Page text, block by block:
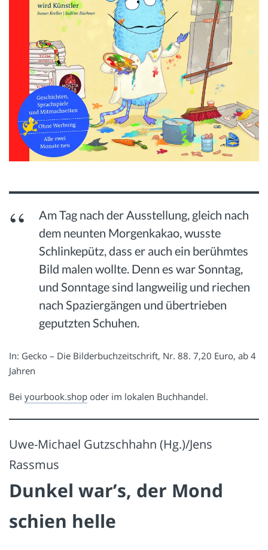
Am Tag nach der Ausstellung, gleich nach
dem neunten Morgenkakao, wusste
Schlinkepütz, dass er auch ein berühmtes
Bild malen wollte. Denn es war Sonntag,
und Sonntage sind langweilig und riechen
nach Spaziergängen und übertrieben
geputzten Schuhen.
In: Gecko – Die Bilderbuchzeitschrift, Nr. 88. 7,20 Euro, ab 4
Jahren
Bei yourbook.shop oder im lokalen Buchhandel.
Uwe-Michael Gutzschhahn (Hg.)/Jens
Rassmus
Dunkel war’s, der Mond
schien helle